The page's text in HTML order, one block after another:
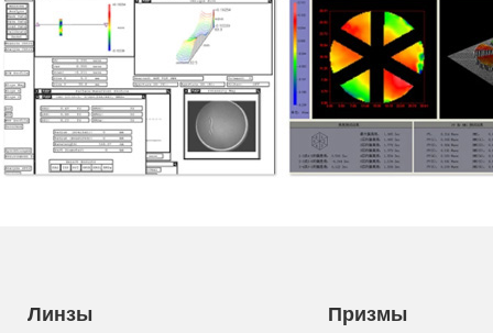
Линзы Призмы